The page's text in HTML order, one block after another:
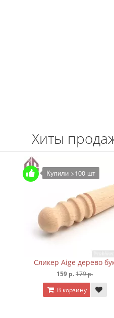
Хиты
Купили >100 шт
Сликер Aige дерево
159 р. 179 р.
В корзину